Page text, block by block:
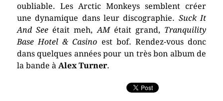
oubliable. Les Arctic Monkeys semblent créer
une dynamique dans leur discographie. Suck It
And Seeétait meh,AMétait grand, Tranquility
Base Hotel & Casino est bof. Rendez-vous donc
dans quelques années pour un très bon album de
la bande à Alex Turner.